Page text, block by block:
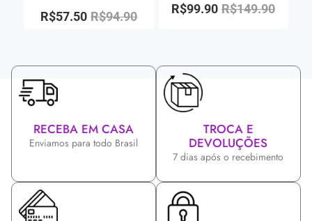
R$94.90
R$57.50
R$149.90
R$99.90
RECEBA EM CASA
Enviamos para todo Brasil
TROCA E
DEVOLUÇÕES
7 dias após o recebimento